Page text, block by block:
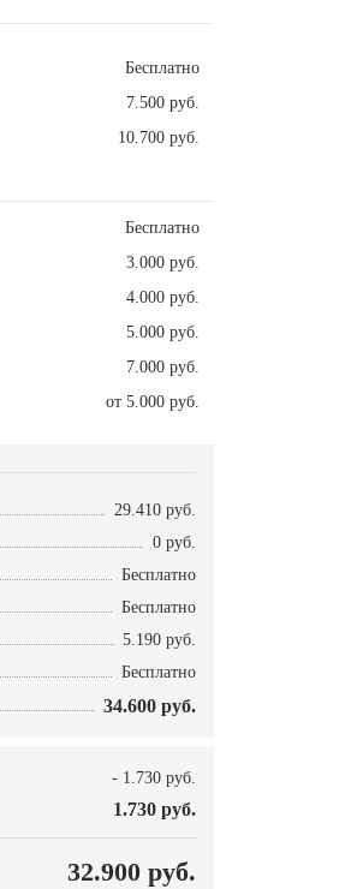
Бесплатно
7.500 руб.
10.700 руб.
Бесплатно
3.000 руб.
4.000 руб.
5.000 руб.
7.000 руб.
от 5.000 руб.
29.410 руб.
0 руб.
Бесплатно
Бесплатно
5.190 руб.
Бесплатно
34.600 руб.
- 1.730 руб.
1.730 руб.
32.900 руб.